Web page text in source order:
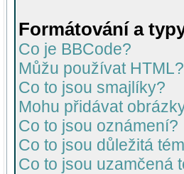
Formátování a
Co je BBCode?
Můžu používat HTML?
Co to jsou smajlíky?
Mohu přidávat
Co to jsou oznámení?
Co to jsou důležitá
Co to jsou uzamčená